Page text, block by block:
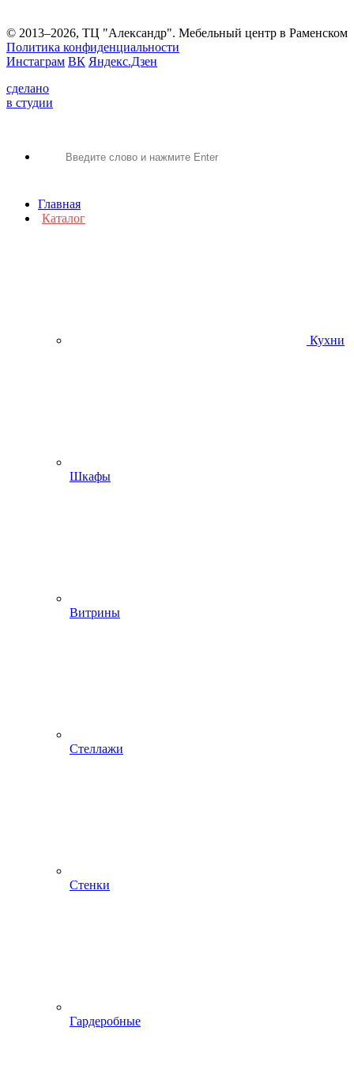
© 2013–2026, ТЦ "Александр". Мебельный центр в Раменском
Политика конфиденциальности
Инстаграм ВК Яндекс.Дзен
сделано
в студии
Главная
Каталог
Кухни
Шкафы
Витрины
Стеллажи
Стенки
Гардеробные